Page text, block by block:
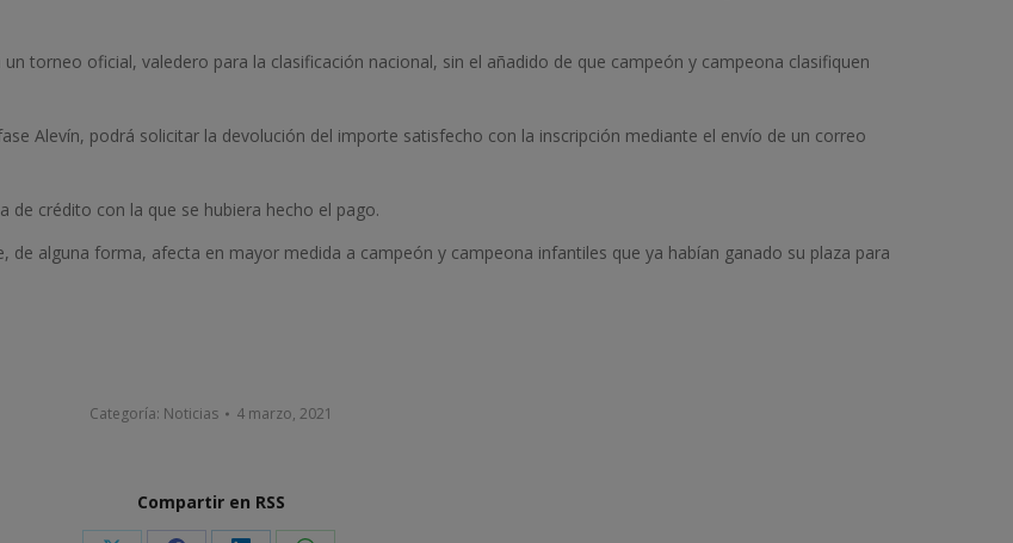
torneo oficial, valedero para la clasificación nacional, sin el añadido de que campeón y campeona clasifiquen
Alevín, podrá solicitar la devolución del importe satisfecho con la inscripción mediante el envío de un correo
crédito con la que se hubiera hecho el pago.
de alguna forma, afecta en mayor medida a campeón y campeona infantiles que ya habían ganado su plaza para
Categoría: Noticias 4 marzo, 2021
Compartir en RSS